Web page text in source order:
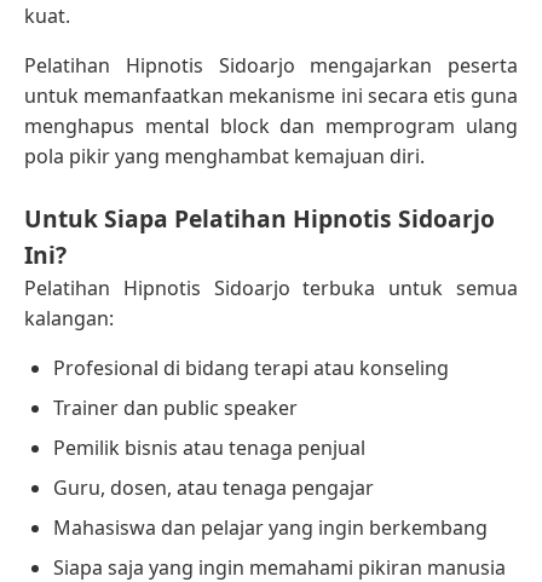
kuat.
Pelatihan Hipnotis Sidoarjo mengajarkan peserta
untuk memanfaatkan mekanisme ini secara etis guna
menghapus mental block dan memprogram ulang
pola pikir yang menghambat kemajuan diri.
Untuk Siapa Pelatihan Hipnotis Sidoarjo
Ini?
Pelatihan Hipnotis Sidoarjo terbuka untuk semua
kalangan:
Profesional di bidang terapi atau konseling
Trainer dan public speaker
Pemilik bisnis atau tenaga penjual
Guru, dosen, atau tenaga pengajar
Mahasiswa dan pelajar yang ingin berkembang
Siapa saja yang ingin memahami pikiran manusia